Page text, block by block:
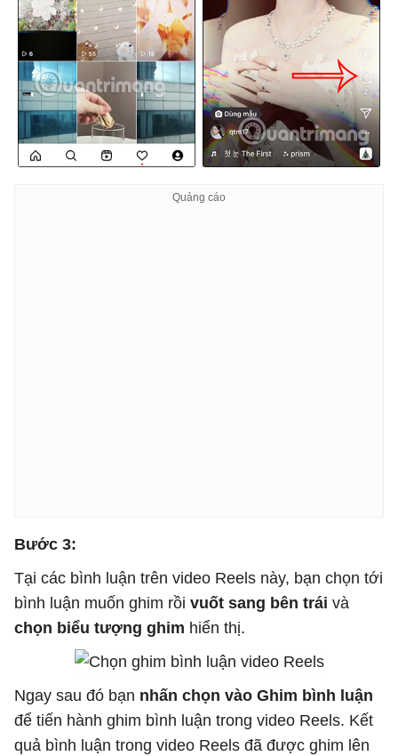
Bước 3:
Tại các bình luận trên video Reels này, bạn chọn tới
bình luận muốn ghim rồi vuốt sang bên trái và
chọn biểu tượng ghim hiển thị.
Ngay sau đó bạn nhấn chọn vào Ghim bình luận
để tiến hành ghim bình luận trong video Reels. Kết
quả bình luận trong video Reels đã được ghim lên